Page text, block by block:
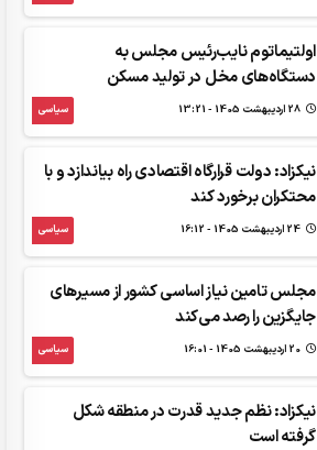
اولتیماتوم نایب‌رئیس مجلس به
دستگاه‌های مخل در تولید مسکن
سیاسی
نیکزاد: دولت قرارگاه اقتصادی راه بیاندازد و با
محتکران برخورد کند
سیاسی
مجلس تامین نیاز اساسی کشور از مسیرهای
جایگزین را رصد می‌کند
سیاسی
نیکزاد: نظم جدید قدرت در منطقه شکل
گرفته است